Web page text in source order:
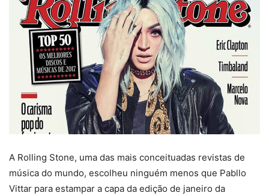
A Rolling Stone, uma das mais conceituadas revistas de
música do mundo, escolheu ninguém menos que Pabllo
Vittar para estampar a capa da edição de janeiro da